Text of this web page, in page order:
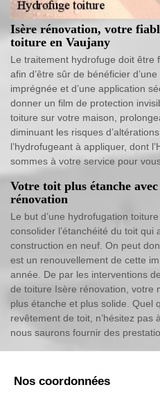
Isère rénovation, votre
toiture en Vaujany
Le traitement hydrofuge doit être
afin d’être sûr de bénéficier
imprégnée et d’une application
donner un film de protection
toiture sur votre maison,
diminuant les risques
l’hydrofugeant à appliquer, dont
sommes à votre service pour
Votre toit plus étanche
rénovation
Le but d’une hydrofugation
consolider l’étanchéité du toit
construction en neuf. On peut
est un renouvellement de cette
année. De par les interventions
de toiture Isère rénovation, votre
plus étanche et plus solide. Quel
revêtement de toit, n’hésitez pas
nous saurons fournir des
Nos coordonnées